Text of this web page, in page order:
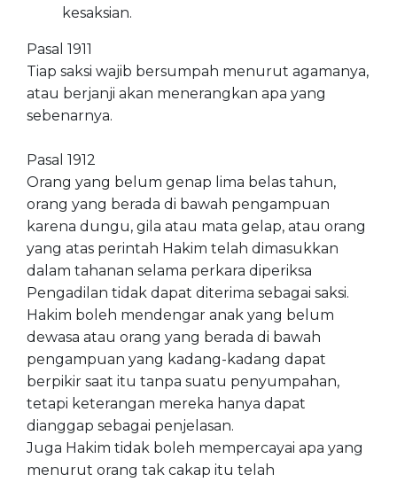
kesaksian.
Pasal 1911
Tiap saksi wajib bersumpah menurut agamanya,
atau berjanji akan menerangkan apa yang
sebenarnya.
Pasal 1912
Orang yang belum genap lima belas tahun,
orang yang berada di bawah pengampuan
karena dungu, gila atau mata gelap, atau orang
yang atas perintah Hakim telah dimasukkan
dalam tahanan selama perkara diperiksa
Pengadilan tidak dapat diterima sebagai saksi.
Hakim boleh mendengar anak yang belum
dewasa atau orang yang berada di bawah
pengampuan yang kadang-kadang dapat
berpikir saat itu tanpa suatu penyumpahan,
tetapi keterangan mereka hanya dapat
dianggap sebagai penjelasan.
Juga Hakim tidak boleh mempercayai apa yang
menurut orang tak cakap itu telah